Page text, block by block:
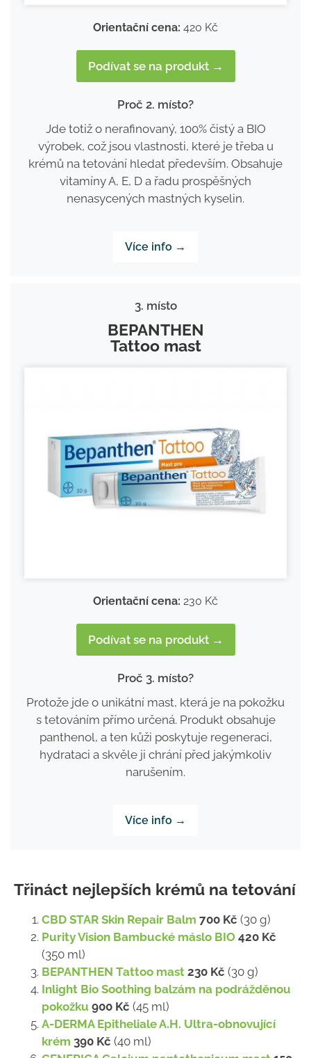
Orientační cena: 420 Kč
Podívat se na produkt →
Proč 2. místo?
Jde totiž o nerafinovaný, 100% čistý a BIO
výrobek, což jsou vlastnosti, které je třeba u
krémů na tetování hledat především. Obsahuje
vitamíny A, E, D a řadu prospěšných
nenasycených mastných kyselin.
Více info →
3. místo
BEPANTHEN
Tattoo mast
Orientační cena: 230 Kč
Podívat se na produkt →
Proč 3. místo?
Protože jde o unikátní mast, která je na pokožku
s tetováním přímo určená. Produkt obsahuje
panthenol, a ten kůži poskytuje regeneraci,
hydrataci a skvěle ji chrání před jakýmkoliv
narušením.
Více info →
Třináct nejlepších krémů na tetování
CBD STAR Skin Repair Balm 700 Kč (30 g)
Purity Vision Bambucké máslo BIO 420 Kč
(350 ml)
BEPANTHEN Tattoo mast 230 Kč (30 g)
Inlight Bio Soothing balzám na podrážděnou
pokožku 900 Kč (45 ml)
A-DERMA Epitheliale A.H. Ultra-obnovující
krém 390 Kč (40 ml)